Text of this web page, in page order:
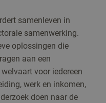
samenleven in
samenwerking.
oplossingen die
aan een
voor iedereen
werk en inkomen,
doen naar de